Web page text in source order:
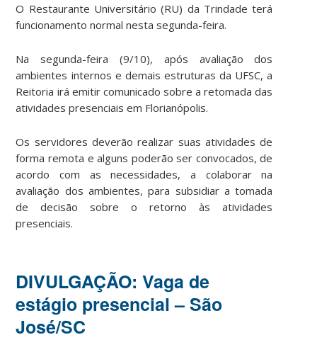
O Restaurante Universitário (RU) da Trindade terá
funcionamento normal nesta segunda-feira.
Na segunda-feira (9/10), após avaliação dos
ambientes internos e demais estruturas da UFSC, a
Reitoria irá emitir comunicado sobre a retomada das
atividades presenciais em Florianópolis.
Os servidores deverão realizar suas atividades de
forma remota e alguns poderão ser convocados, de
acordo com as necessidades, a colaborar na
avaliação dos ambientes, para subsidiar a tomada
de decisão sobre o retorno às atividades
presenciais.
DIVULGAÇÃO: Vaga de
estágio presencial – São
José/SC